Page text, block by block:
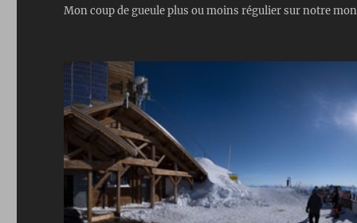
Mon coup de gueule plus ou moins régulier sur notre